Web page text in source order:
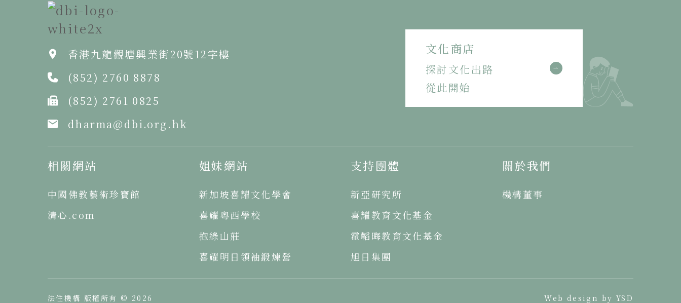
香港九龍觀塘興業街20號12字樓
(852) 2760 8878
(852) 2761 0825
dharma@dbi.org.hk
文化商店
探討文化出路
從此開始
相關網站
中國佛教藝術珍寶館
清心.com
姐妹網站
新加坡喜耀文化學會
喜耀粵西學校
抱綠山莊
喜耀明日領袖鍛煉營
支持團體
新亞研究所
喜耀教育文化基金
霍韜晦教育文化基金
旭日集團
關於我們
機構董事
法住機構 版權所有 © 2026 Web design by YSD